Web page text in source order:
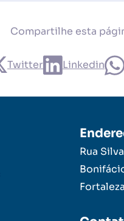
Compartilhe esta
Twitter Linkedin
Rua